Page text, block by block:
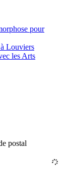
pour
Louviers
les Arts
postal